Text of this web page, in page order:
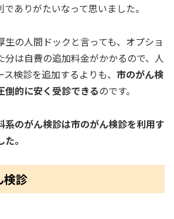
ありがたいなって思いました。
生の人間ドックと言っても、オプショ
分は自費の追加料金がかかるので、人
検診を追加するよりも、 市のがん検
倒的に安く受診できるのです。
系のがん検診は市のがん検診を利用す
。
検診